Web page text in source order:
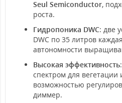
Seul Semiconductor,
роста.
Гидропоника DWC: две
DWC по 35 литров
автономности
Высокая эффективность
спектром для вегетации
возможностью
диммер.